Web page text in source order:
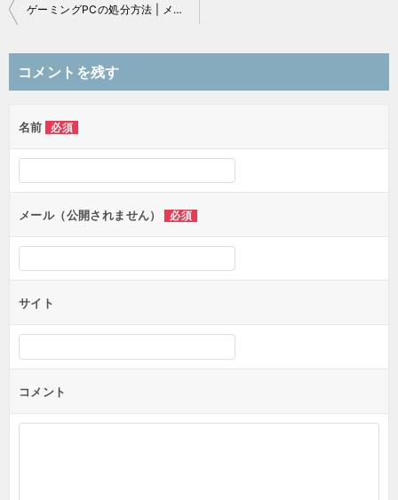
稿
ナ
ビ
ー
シ
ゲーミングPCの処分方法 | メーカー引き取りやリユース企業の活用が便利！
コメントを残す
名前 必須
メール（公開されません） 必須
サイト
コメント